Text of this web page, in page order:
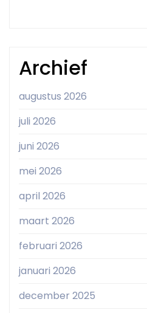
Archief
augustus 2026
juli 2026
juni 2026
mei 2026
april 2026
maart 2026
februari 2026
januari 2026
december 2025